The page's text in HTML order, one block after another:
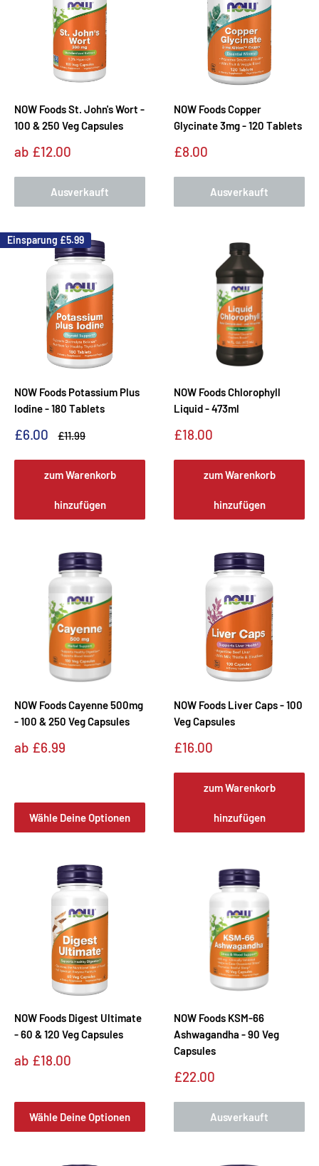
NOW Foods St. John's Wort -
100 & 250 Veg Capsules
Sonderpreis
ab £12.00
Ausverkauft
NOW Foods Copper
Glycinate 3mg - 120 Tablets
Sonderpreis
£8.00
Ausverkauft
Einsparung £5.99
NOW Foods Potassium Plus
Iodine - 180 Tablets
Sonderpreis
£6.00 Normalpreis
£11.99
zum Warenkorb
hinzufügen
NOW Foods Chlorophyll
Liquid - 473ml
Sonderpreis
£18.00
zum Warenkorb
hinzufügen
NOW Foods Cayenne 500mg
- 100 & 250 Veg Capsules
Sonderpreis
ab £6.99
Wähle Deine Optionen
NOW Foods Liver Caps - 100
Veg Capsules
Sonderpreis
£16.00
zum Warenkorb
hinzufügen
NOW Foods Digest Ultimate
- 60 & 120 Veg Capsules
Sonderpreis
ab £18.00
Wähle Deine Optionen
NOW Foods KSM-66
Ashwagandha - 90 Veg
Capsules
Sonderpreis
£22.00
Ausverkauft